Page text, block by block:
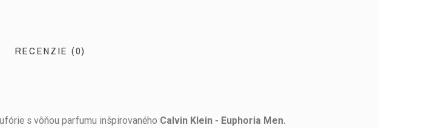
RECENZIE (0)
s vôňou parfumu inšpirovaného Calvin Klein - Euphoria Men.